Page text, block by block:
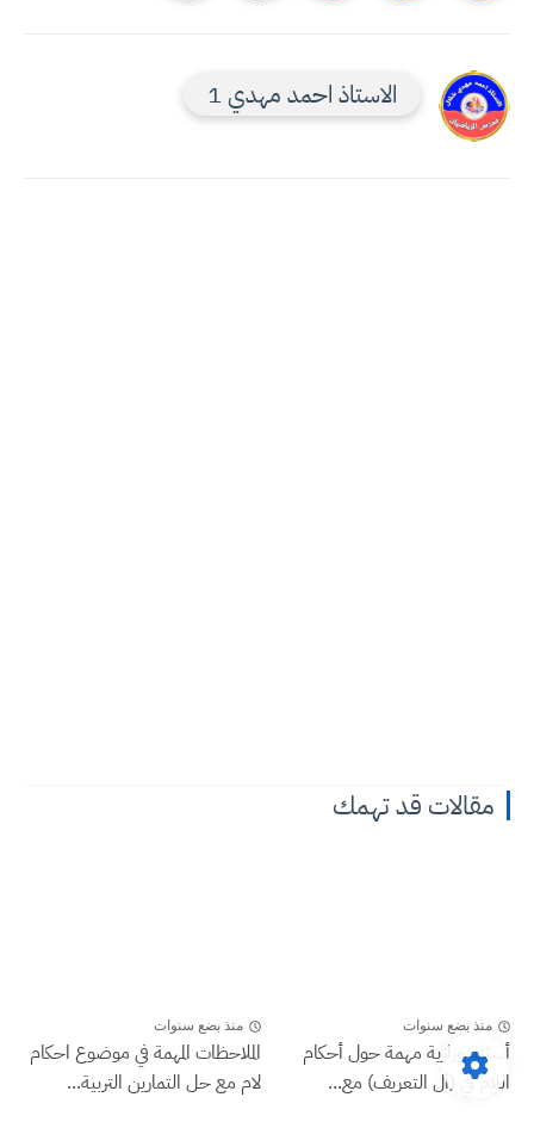
الاستاذ احمد مهدي 1
مقالات قد تهمك
منذ بضع سنوات
أسئلة وزارية مهمة حول أحكام
اللام في (أل التعريف) مع...
منذ بضع سنوات
الملاحظات المهمة في موضوع احكام
لام مع حل التمارين التربية...